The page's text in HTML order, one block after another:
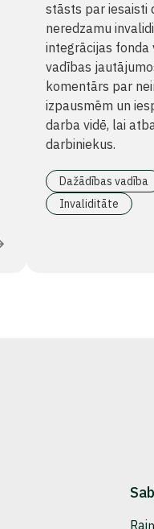
stāsts par iesaisti
neredzamu
integrācijas
vadības
komentārs par
izpausmēm un
darba vidē, lai
darbiniekus.
Dažādības vadība
Invaliditāte